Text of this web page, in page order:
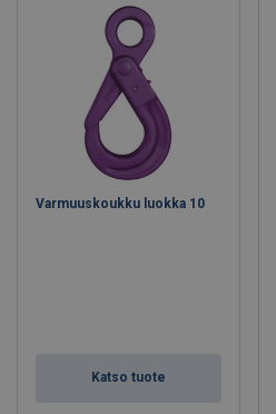
Varmuuskoukku luokka 10
Katso tuote